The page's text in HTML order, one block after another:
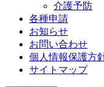
介護予防
各種申請
お知らせ
お問い合わせ
個人情報保護方
サイトマップ